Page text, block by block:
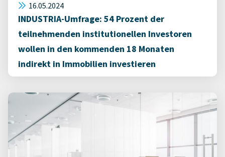
16.05.2024
INDUSTRIA-Umfrage: 54 Prozent der
teilnehmenden institutionellen Investoren
wollen in den kommenden 18 Monaten
indirekt in Immobilien investieren